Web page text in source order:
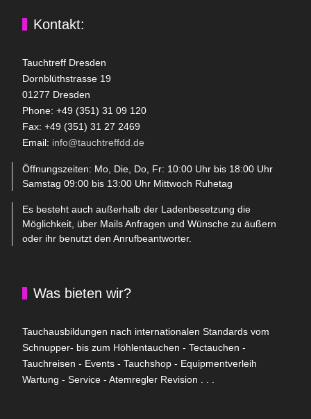
Kontakt:
Tauchtreff Dresden
Dorn­blüth­strasse 19
01277 Dres­den
Phone: +49 (351) 31 09 120
Fax: +49 (351) 31 27 2469
Email: info@tauchtreffdd.de
Öffnungszeiten: Mo, Die, Do, Fr: 10:00 Uhr bis 18:00 Uhr
Samstag 09:00 bis 13:00 Uhr Mittwoch Ruhetag
Es besteht auch außerhalb der Ladenbesetzung die
Möglichkeit, über Mails Anfragen und Wünsche zu äußern
oder ihr benutzt den Anrufbeantworter.
Was bieten wir?
Tauchausbildungen nach internationalen Standards vom
Schnupper- bis zum Höhlentauchen - Tectauchen -
Tauchreisen - Events - Tauchshop - Equipmentverleih
Wartung - Service - Atemregler Revision . . .